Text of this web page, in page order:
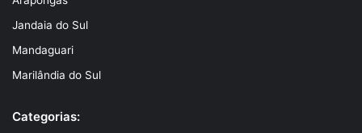
Jandaia do Sul
Mandaguari
Marilândia do Sul
Categorias: